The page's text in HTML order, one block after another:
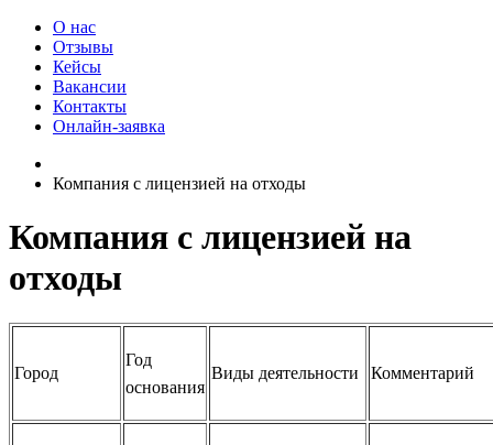
О нас
Отзывы
Кейсы
Вакансии
Контакты
Онлайн-заявка
Компания с лицензией на отходы
Компания с лицензией на
отходы
Город
Год
основания
Виды деятельности Комментарий